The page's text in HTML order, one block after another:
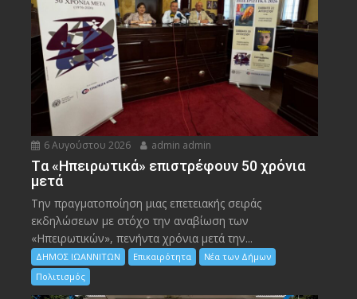
6 Αυγούστου 2026 admin admin
Tα «Ηπειρωτικά» επιστρέφουν 50 χρόνια
μετά
Την πραγματοποίηση μιας επετειακής σειράς
εκδηλώσεων με στόχο την αναβίωση των
«Ηπειρωτικών», πενήντα χρόνια μετά την...
ΔΗΜΟΣ ΙΩΑΝΝΙΤΩΝ Επικαιρότητα
Νέα των Δήμων
Πολιτισμός